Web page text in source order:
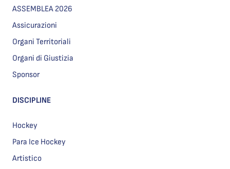
ASSEMBLEA 2026
Assicurazioni
Organi Territoriali
Organi di Giustizia
Sponsor
DISCIPLINE
Hockey
Para Ice Hockey
Artistico